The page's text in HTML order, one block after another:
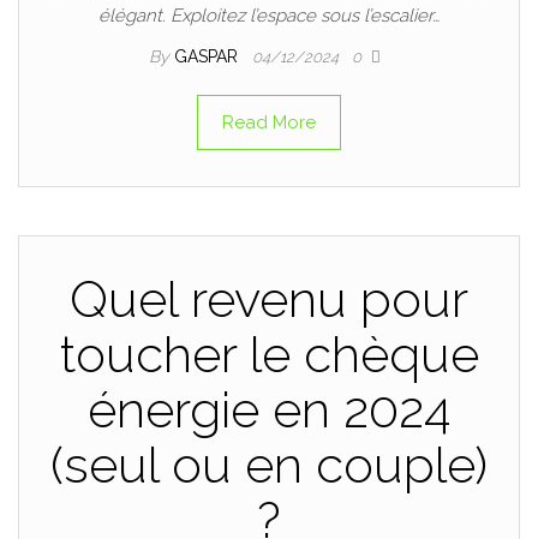
élégant. Exploitez l’espace sous l’escalier…
By GASPAR 04/12/2024 0
Read More
Quel revenu pour
toucher le chèque
énergie en 2024
(seul ou en couple)
?